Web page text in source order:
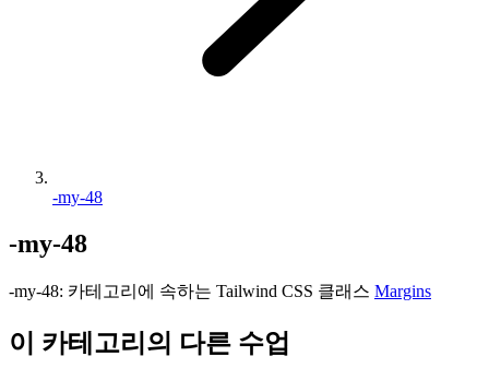
-my-48
-my-48
-my-48: 카테고리에 속하는 Tailwind CSS 클래스 Margins
이 카테고리의 다른 수업